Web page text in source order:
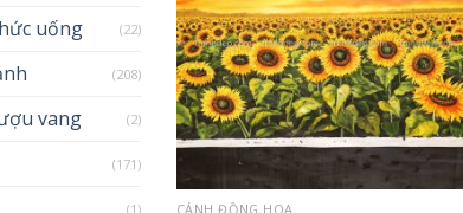
uống (22)
(208)
vang (2)
(171)
(1) CÁNH ĐỒNG HOA